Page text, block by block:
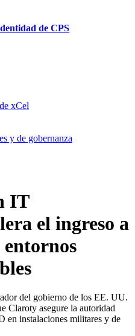
de CPS
xCel
y de gobernanza
IT
el ingreso a
del gobierno de los EE. UU.
Claroty asegure la autoridad
en instalaciones militares y de